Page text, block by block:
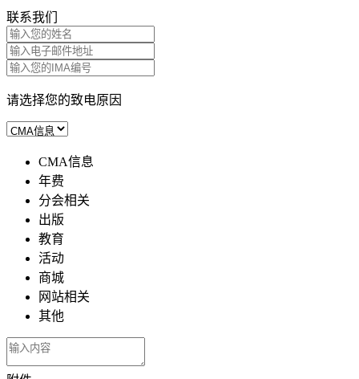
联系我们
请选择您的致电原因
CMA信息
年费
分会相关
出版
教育
活动
商城
网站相关
其他